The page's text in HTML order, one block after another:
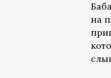
на